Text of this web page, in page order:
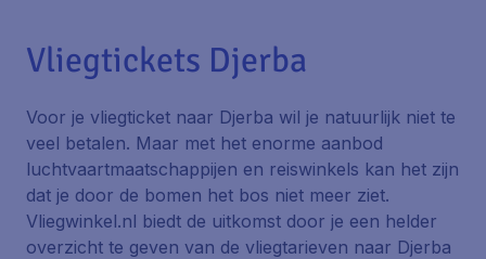
Vliegtickets Djerba
Voor je vliegticket naar Djerba wil je natuurlijk niet te
veel betalen. Maar met het enorme aanbod
luchtvaartmaatschappijen en reiswinkels kan het zijn
dat je door de bomen het bos niet meer ziet.
Vliegwinkel.nl biedt de uitkomst door je een helder
overzicht te geven van de vliegtarieven naar Djerba